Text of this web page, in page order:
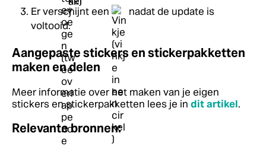
Er verschijnt een
nadat de update is
voltooid.
Aangepaste stickers en stickerpakketten
maken en delen
Meer informatie over het maken van je eigen
stickers en stickerpakketten lees je in dit artikel.
Relevante bronnen: